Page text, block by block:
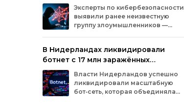
вредоносных
Разберёмся,комуикакпригодитсяэта
опция.
Эксперты по кибербезопасности
выявили ранее неизвестную
группу злоумышленников —
внедряютспециальноразработанную
веб‑оболочнуюинфраструктуру.
В Нидерландах ликвидировали
ботнет с 17 млн заражённых
устройствВласти Нидерландов успешно
ликвидировали масштабную
бот‑сеть, которая объединяла